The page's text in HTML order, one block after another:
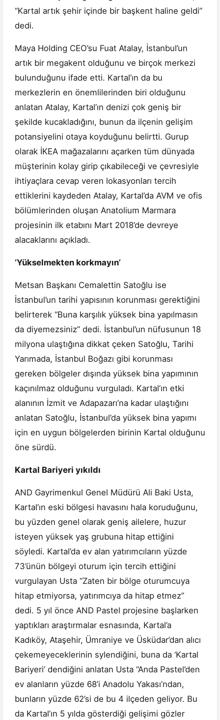
“Kartal artık şehir içinde bir başkent haline geldi”
dedi.
Maya Holding CEO’su Fuat Atalay, İstanbul’un
artık bir megakent olduğunu ve birçok merkezi
bulunduğunu ifade etti. Kartal’ın da bu
merkezlerin en önemlilerinden biri olduğunu
anlatan Atalay, Kartal’ın denizi çok geniş bir
şekilde kucakladığını, bunun da ilçenin gelişim
potansiyelini otaya koyduğunu belirtti. Gurup
olarak İKEA mağazalarını açarken tüm dünyada
müşterinin kolay girip çıkabileceği ve çevresiyle
ihtiyaçlara cevap veren lokasyonları tercih
ettiklerini kaydeden Atalay, Kartal’da AVM ve ofis
bölümlerinden oluşan Anatolium Marmara
projesinin ilk etabını Mart 2018’de devreye
alacaklarını açıkladı.
‘Yükselmekten korkmayın’
Metsan Başkanı Cemalettin Satoğlu ise
İstanbul’un tarihi yapısının korunması gerektiğini
belirterek “Buna karşılık yüksek bina yapılmasın
da diyemezsiniz” dedi. İstanbul’un nüfusunun 18
milyona ulaştığına dikkat çeken Satoğlu, Tarihi
Yarımada, İstanbul Boğazı gibi korunması
gereken bölgeler dışında yüksek bina yapımının
kaçınılmaz olduğunu vurguladı. Kartal’ın etki
alanının İzmit ve Adapazarı’na kadar ulaştığını
anlatan Satoğlu, İstanbul’da yüksek bina yapımı
için en uygun bölgelerden birinin Kartal olduğunu
öne sürdü.
Kartal Bariyeri yıkıldı
AND Gayrimenkul Genel Müdürü Ali Baki Usta,
Kartal’ın eski bölgesi havasını hala koruduğunu,
bu yüzden genel olarak geniş ailelere, huzur
isteyen yüksek yaş grubuna hitap ettiğini
söyledi. Kartal’da ev alan yatırımcıların yüzde
73’ünün bölgeyi oturum için tercih ettiğini
vurgulayan Usta “Zaten bir bölge oturumcuya
hitap etmiyorsa, yatırımcıya da hitap etmez”
dedi. 5 yıl önce AND Pastel projesine başlarken
yaptıkları araştırmalar esnasında, Kartal’a
Kadıköy, Ataşehir, Ümraniye ve Üsküdar’dan alıcı
çekemeyeceklerinin sylendiğini, buna da ‘Kartal
Bariyeri’ dendiğini anlatan Usta “Anda Pastel’den
ev alanların yüzde 68’i Anadolu Yakası’ndan,
bunların yüzde 62’si de bu 4 ilçeden geliyor. Bu
da Kartal’ın 5 yılda gösterdiği gelişimi gözler